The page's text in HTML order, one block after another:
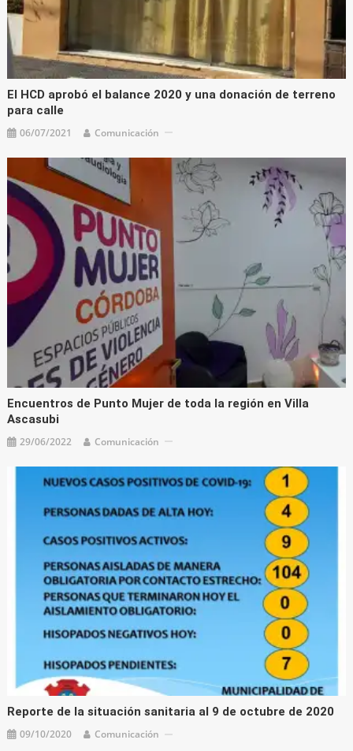
El HCD aprobó el balance 2020 y una donación de terreno
para calle
06/07/2021 Comunicación
Encuentros de Punto Mujer de toda la región en Villa
Ascasubi
29/06/2022 Comunicación
Reporte de la situación sanitaria al 9 de octubre de 2020
09/10/2020 Comunicación